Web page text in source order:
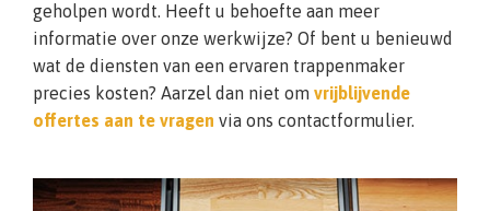
geholpen wordt. Heeft u behoefte aan meer
informatie over onze werkwijze? Of bent u benieuwd
wat de diensten van een ervaren trappenmaker
precies kosten? Aarzel dan niet om vrijblijvende
offertes aan te vragen via ons contactformulier.